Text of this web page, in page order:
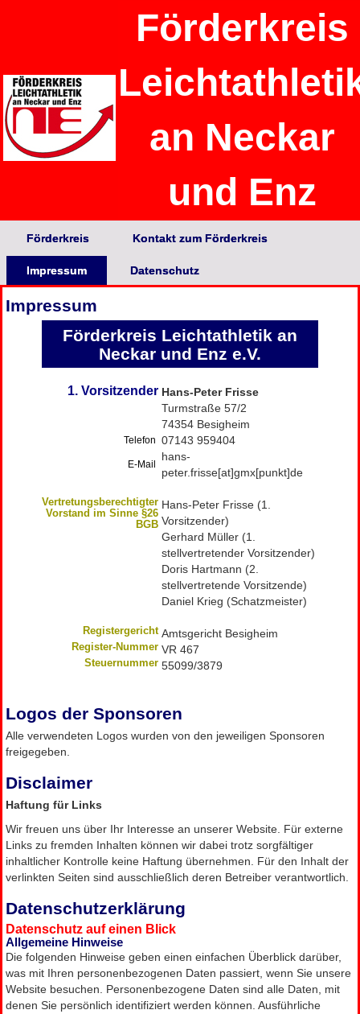
Förderkreis
an Neckar
und Enz
Förderkreis Kontakt zum Förderkreis
Impressum Datenschutz
Impressum
Förderkreis Leichtathletik an
Neckar und Enz e.V.
1. Vorsitzender Hans-Peter Frisse
Turmstraße 57/2
74354 Besigheim
Telefon 07143 959404
E-Mail
hans-
peter.frisse[at]gmx[punkt]de
Vertretungsberechtigter
Vorstand im Sinne §26
BGB
Hans-Peter Frisse (1.
Vorsitzender)
Gerhard Müller (1.
stellvertretender Vorsitzender)
Doris Hartmann (2.
stellvertretende Vorsitzende)
Daniel Krieg (Schatzmeister)
Registergericht Amtsgericht Besigheim
Register-Nummer VR 467
Steuernummer 55099/3879
Logos der Sponsoren
Alle verwendeten Logos wurden von den jeweiligen Sponsoren
freigegeben.
Disclaimer
Haftung für Links
Wir freuen uns über Ihr Interesse an unserer Website. Für externe
Links zu fremden Inhalten können wir dabei trotz sorgfältiger
inhaltlicher Kontrolle keine Haftung übernehmen. Für den Inhalt der
verlinkten Seiten sind ausschließlich deren Betreiber verantwortlich.
Datenschutzerklärung
Datenschutz auf einen Blick
Allgemeine Hinweise
Die folgenden Hinweise geben einen einfachen Überblick darüber,
was mit Ihren personenbezogenen Daten passiert, wenn Sie unsere
Website besuchen. Personenbezogene Daten sind alle Daten, mit
denen Sie persönlich identifiziert werden können. Ausführliche